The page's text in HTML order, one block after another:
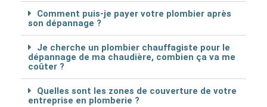
Comment puis-je payer votre plombier après
son dépannage ?
Je cherche un plombier chauffagiste pour le
dépannage de ma chaudière, combien ça va me
coûter ?
Quelles sont les zones de couverture de votre
entreprise en plomberie ?